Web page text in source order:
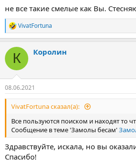
не все такие смелые как Вы.
Р
е
к
и
VivatFortuna
К Королин
08.06.2021
VivatFortuna сказал(а):
Все пользуются поиском и находят то
Сообщение в теме 'Замолы бесам'
Здравствуйте, искала, но вы
Спасибо!